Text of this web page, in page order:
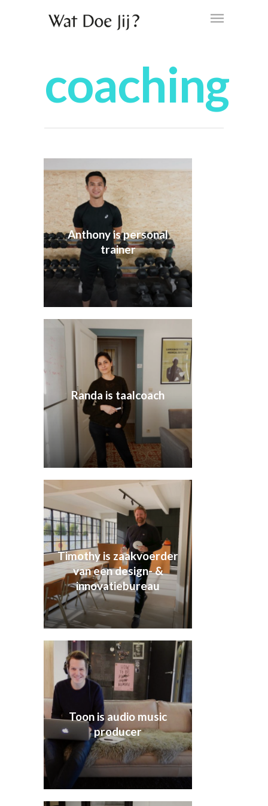
coaching
Anthony is personal
trainer
Randa is taalcoach
Timothy is zaakvoerder
van een design- &
innovatiebureau
Toon is audio music
producer